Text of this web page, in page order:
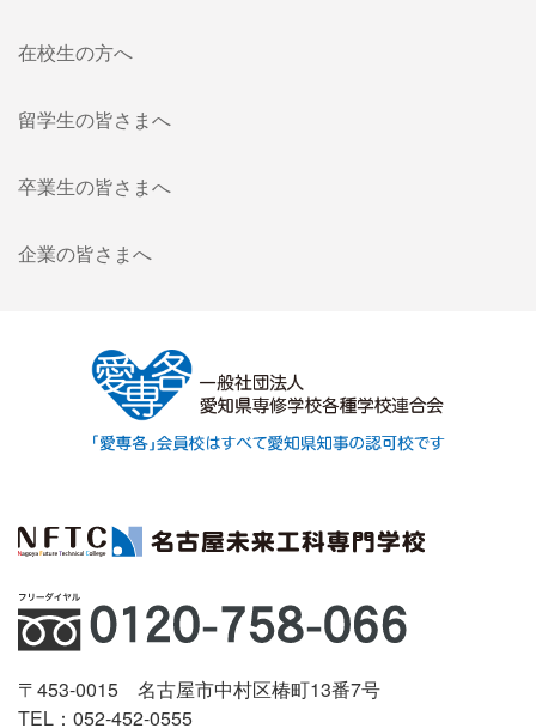
在校生の方へ
留学生の皆さまへ
卒業生の皆さまへ
企業の皆さまへ
〒453-0015 名古屋市中村区椿町13番7号
TEL：052-452-0555